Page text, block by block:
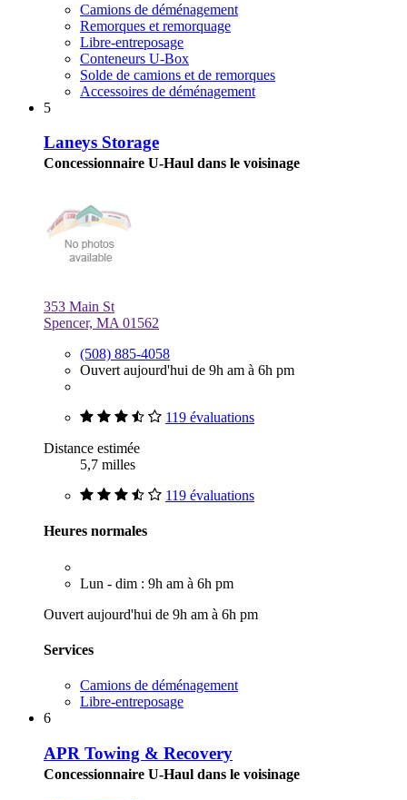
Camions de déménagement
Remorques et remorquage
Libre-entreposage
Conteneurs U-Box
Solde de camions et de remorques
Accessoires de déménagement
5
Laneys Storage
Concessionnaire U-Haul dans le voisinage
353 Main St
Spencer, MA 01562
(508) 885-4058
Ouvert aujourd'hui de 9h am à 6h pm
119 évaluations
Distance estimée
5,7 milles
119 évaluations
Heures normales
Lun - dim : 9h am à 6h pm
Ouvert aujourd'hui de 9h am à 6h pm
Services
Camions de déménagement
Libre-entreposage
6
APR Towing & Recovery
Concessionnaire U-Haul dans le voisinage